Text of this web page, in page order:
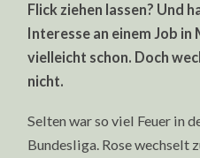
Flick ziehen lassen? Und
Interesse an einem Job
vielleicht schon. Doch
nicht.
Selten war so viel Feuer in
Bundesliga. Rose wechselt